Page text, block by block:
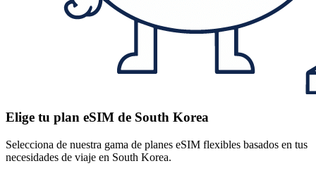
Elige tu plan eSIM de South Korea
Selecciona de nuestra gama de planes eSIM flexibles basados en tus
necesidades de viaje en South Korea.